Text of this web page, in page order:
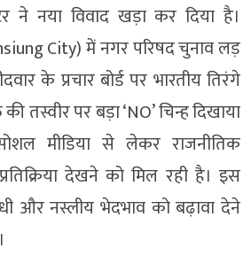
ने नया विवाद खड़ा कर दिया है।
City) में नगर परिषद चुनाव लड़
के प्रचार बोर्ड पर भारतीय तिरंगे
तस्वीर पर बड़ा ‘NO’ चिन्ह दिखाया
मीडिया से लेकर राजनीतिक
देखने को मिल रही है। इस
और नस्लीय भेदभाव को बढ़ावा देने